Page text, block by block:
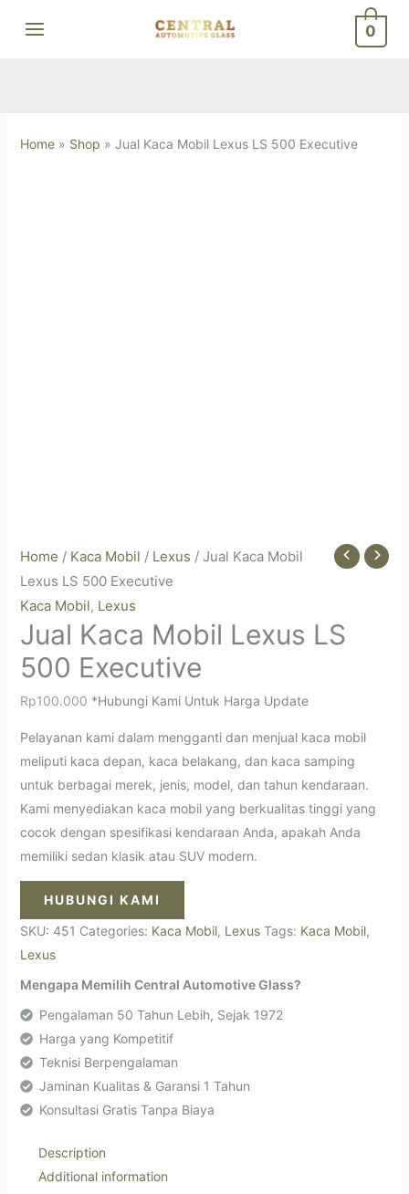
0
Home» Shop » Jual Kaca Mobil Lexus LS 500 Executive
Home / Kaca Mobil / Lexus / Jual Kaca Mobil
Lexus LS 500 Executive
Kaca Mobil, Lexus
Jual Kaca Mobil Lexus LS
500 Executive
Rp100.000 *Hubungi Kami Untuk Harga Update
Pelayanan kami dalam mengganti dan menjual kaca mobil
meliputi kaca depan, kaca belakang, dan kaca samping
untuk berbagai merek, jenis, model, dan tahun kendaraan.
Kami menyediakan kaca mobil yang berkualitas tinggi yang
cocok dengan spesifikasi kendaraan Anda, apakah Anda
memiliki sedan klasik atau SUV modern.
HUBUNGI KAMI
SKU: 451 Categories: Kaca Mobil, Lexus Tags: Kaca Mobil,
Lexus
Mengapa Memilih Central Automotive Glass?
Pengalaman 50 Tahun Lebih, Sejak 1972
Harga yang Kompetitif
Teknisi Berpengalaman
Jaminan Kualitas & Garansi 1 Tahun
Konsultasi Gratis Tanpa Biaya
Description
Additional information